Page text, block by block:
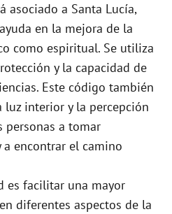
e
o
asociado a Santa Lucía,
en la mejora de la
como espiritual. Se utiliza
y la capacidad de
Este código también
luz interior y la percepción
personas a tomar
encontrar el camino
es facilitar una mayor
diferentes aspectos de la